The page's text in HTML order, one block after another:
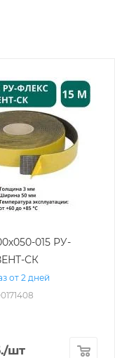
015 РУ-
СК
от 2 дней
/шт